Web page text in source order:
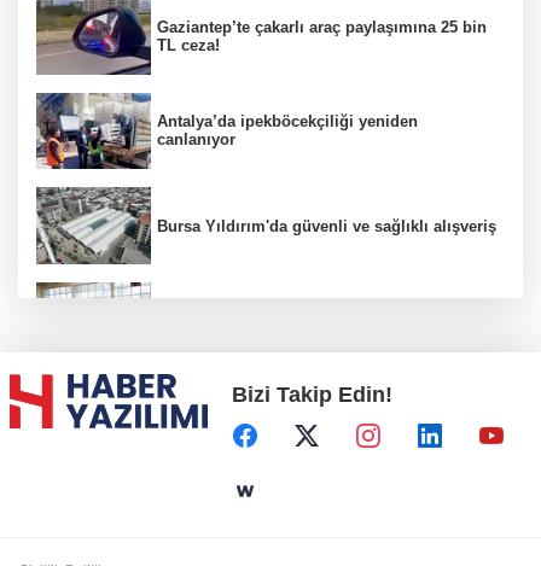
Gaziantep’te çakarlı araç paylaşımına 25 bin
TL ceza!
Antalya’da ipekböcekçiliği yeniden
canlanıyor
Bursa Yıldırım'da güvenli ve sağlıklı alışveriş
Başkent'in göletlerinde temizlik ve bakım
sürüyor
Bizi Takip Edin!